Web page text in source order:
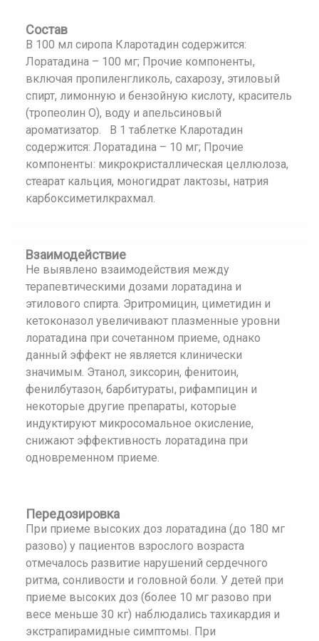
Состав
В 100 мл сиропа Кларотадин содержится:
Лоратадина – 100 мг; Прочие компоненты,
включая пропиленгликоль, сахарозу, этиловый
спирт, лимонную и бензойную кислоту, краситель
(тропеолин О), воду и апельсиновый
ароматизатор. В 1 таблетке Кларотадин
содержится: Лоратадина – 10 мг; Прочие
компоненты: микрокристаллическая целлюлоза,
стеарат кальция, моногидрат лактозы, натрия
карбоксиметилкрахмал.
Взаимодействие
Не выявлено взаимодействия между
терапевтическими дозами лоратадина и
этилового спирта. Эритромицин, циметидин и
кетоконазол увеличивают плазменные уровни
лоратадина при сочетанном приеме, однако
данный эффект не является клинически
значимым. Этанол, зиксорин, фенитоин,
фенилбутазон, барбитураты, рифампицин и
некоторые другие препараты, которые
индуктируют микросомальное окисление,
снижают эффективность лоратадина при
одновременном приеме.
Передозировка
При приеме высоких доз лоратадина (до 180 мг
разово) у пациентов взрослого возраста
отмечалось развитие нарушений сердечного
ритма, сонливости и головной боли. У детей при
приеме высоких доз (более 10 мг разово при
весе меньше 30 кг) наблюдались тахикардия и
экстрапирамидные симптомы. При